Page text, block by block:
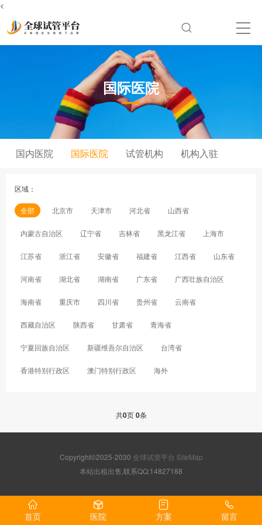
<
国际医院
国内医院 国际医院 试管机构 机构入驻
区域：
全部 北京市 天津市 河北省 山西省
内蒙古自治区 辽宁省 吉林省 黑龙江省 上海市
江苏省 浙江省 安徽省 福建省 江西省 山东省
河南省 湖北省 湖南省 广东省 广西壮族自治区
海南省 重庆市 四川省 贵州省 云南省
西藏自治区 陕西省 甘肃省 青海省
宁夏回族自治区 新疆维吾尔自治区 台湾省
香港特别行政区 澳门特别行政区 海外
共0页0条
Copyright©2025-2030 全球试管平台 SiteMap
本站出租出售,联系QQ:14827188
首页 医院 方案 留言